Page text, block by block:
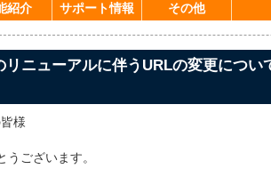
紹介 サポート情報 その他
ニューアルに伴うURLの変更につい
様
ございます。